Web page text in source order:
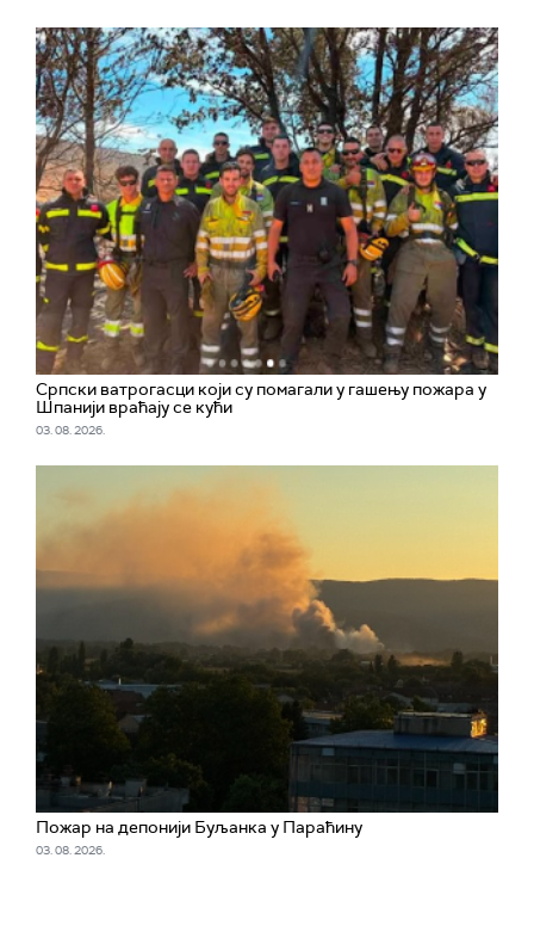
Српски ватрогасци који су помагали у гашењу пожара у
Шпанији враћају се кући
03. 08. 2026.
Пожар на депонији Буљанка у Параћину
03. 08. 2026.